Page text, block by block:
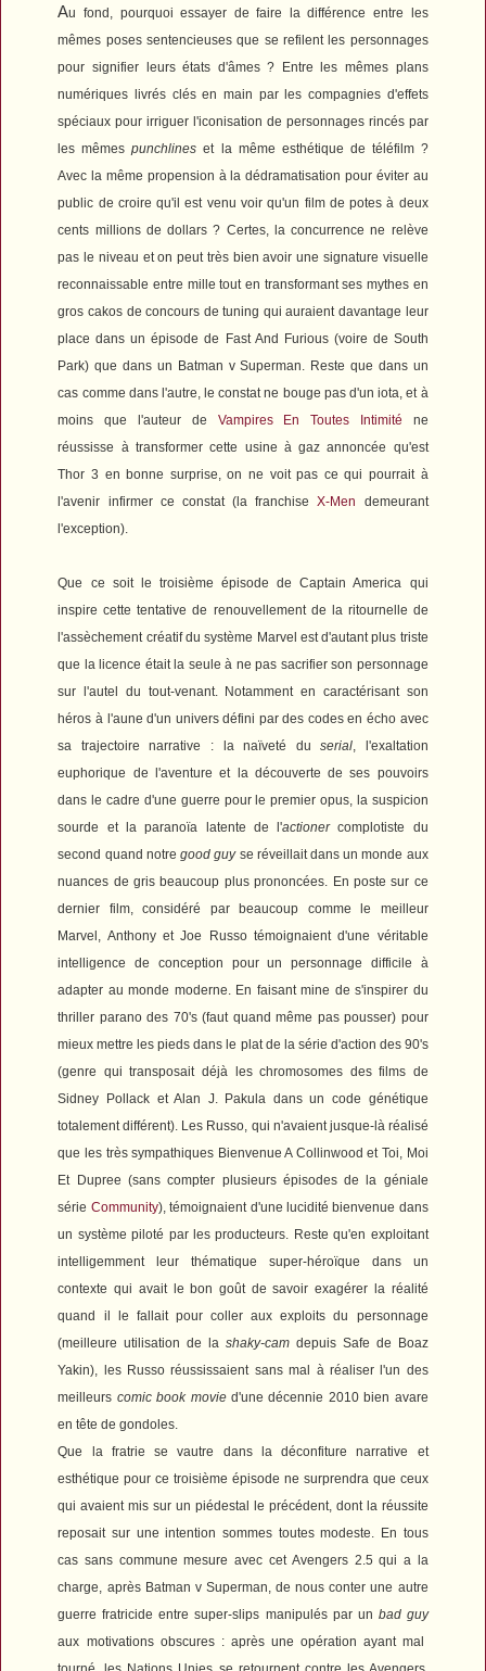
Au fond, pourquoi essayer de faire la différence entre les
mêmes poses sentencieuses que se refilent les personnages
pour signifier leurs états d'âmes ? Entre les mêmes plans
numériques livrés clés en main par les compagnies d'effets
spéciaux pour irriguer l'iconisation de personnages rincés par
les mêmespunchlines et la même esthétique de téléfilm ?
Avec la même propension à la dédramatisation pour éviter au
public de croire qu'il est venu voir qu'un film de potes à deux
cents millions de dollars ? Certes, la concurrence ne relève
pas le niveau et on peut très bien avoir une signature visuelle
reconnaissable entre mille tout en transformant ses mythes en
gros cakos de concours de tuning qui auraient davantage leur
place dans un épisode de Fast And Furious(voire de South
Park) que dans un Batman v Superman . Reste que dans un
cas comme dans l'autre, le constat ne bouge pas d'un iota, et à
moins que l'auteur de Vampires En Toutes Intimité ne
réussisse à transformer cette usine à gaz annoncée qu'est
Thor 3 en bonne surprise, on ne voit pas ce qui pourrait à
l'avenir infirmer ce constat (la franchiseX-Men
demeurant
l'exception).
Que ce soit le troisième épisode deCaptain America
qui
inspire cette tentative de renouvellement de la ritournelle de
l'assèchement créatif du système Marvel est d'autant plus triste
que la licence était la seule à ne pas sacrifier son personnage
sur l'autel du tout-venant. Notamment en caractérisant son
héros à l'aune d'un univers défini par des codes en écho avec
sa trajectoire narrative : la naïveté duserial , l'exaltation
euphorique de l'aventure et la découverte de ses pouvoirs
dans le cadre d'une guerre pour le premier opus, la suspicion
sourde et la paranoïa latente de l'actionercomplotiste du
second quand notregood guyse réveillait dans un monde aux
nuances de gris beaucoup plus prononcées. En poste sur ce
dernier film, considéré par beaucoup comme le meilleur
Marvel, Anthony et Joe Russo témoignaient d'une véritable
intelligence de conception pour un personnage difficile à
adapter au monde moderne. En faisant mine de s'inspirer du
thriller parano des 70's (faut quand même pas pousser) pour
mieux mettre les pieds dans le plat de la série d'action des 90's
(genre qui transposait déjà les chromosomes des films de
Sidney Pollack et Alan J. Pakula dans un code génétique
totalement différent). Les Russo, qui n'avaient jusque-là réalisé
que les très sympathiques Bienvenue A Collinwood etToi, Moi
Et Dupree (sans compter plusieurs épisodes de la géniale
série Community), témoignaient d'une lucidité bienvenue dans
un système piloté par les producteurs. Reste qu'en exploitant
intelligemment leur thématique super-héroïque dans un
contexte qui avait le bon goût de savoir exagérer la réalité
quand il le fallait pour coller aux exploits du personnage
(meilleure utilisation de la shaky-cam depuis Safe de Boaz
Yakin), les Russo réussissaient sans mal à réaliser l'un des
meilleurs comic book movied'une décennie 2010 bien avare
en tête de gondoles.
Que la fratrie se vautre dans la déconfiture narrative et
esthétique pour ce troisième épisode ne surprendra que ceux
qui avaient mis sur un piédestal le précédent, dont la réussite
reposait sur une intention sommes toutes modeste. En tous
cas sans commune mesure avec cetAvengers 2.5 qui a la
charge, après Batman v Superman , de nous conter une autre
guerre fratricide entre super-slips manipulés par un bad guy
aux motivations obscures : après une opération ayant mal